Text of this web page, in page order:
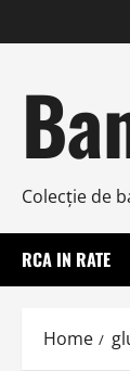
to
Colecţie de
RCA IN RATE
Home